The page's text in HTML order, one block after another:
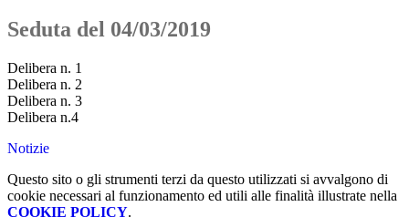
Seduta del 04/03/2019
Delibera n. 1
Delibera n. 2
Delibera n. 3
Delibera n.4
Notizie
Questo sito o gli strumenti terzi da questo utilizzati si avvalgono di
cookie necessari al funzionamento ed utili alle finalità illustrate nella
COOKIE POLICY.